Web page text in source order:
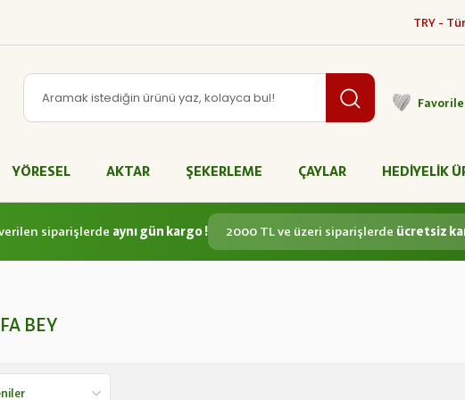
TRY -
YÖRESEL AKTAR ŞEKERLEME ÇAYLAR HEDİYELİK
siparişlerde aynı gün kargo ! 2000 TL ve üzeri siparişlerde ücretsiz
BEY